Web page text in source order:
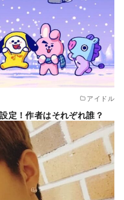
アイドル
定！作者はそれぞれ誰？